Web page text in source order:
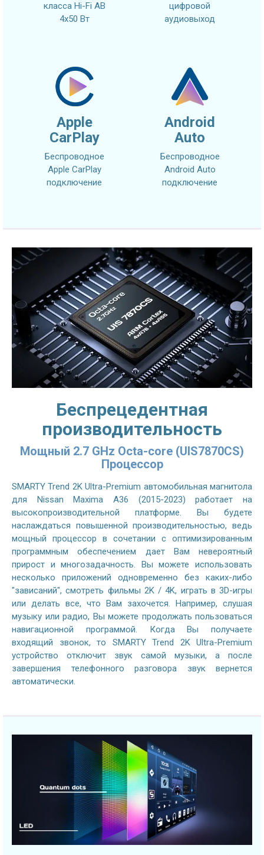
класса Hi-Fi AB
4x50 Вт
цифровой
аудиовыход
Apple
CarPlay
Беспроводное
Apple CarPlay
подключение
Android
Auto
Беспроводное
Android Auto
подключение
Беспрецедентная
производительность
Мощный 2.7 GHz Octa-core (UIS7870CS)
Процессор
SMARTY Trend 2K Ultra-Premium автомобильная магнитола
для Nissan Maxima A36 (2015-2023) работает на
высокопроизводительной платформе. Вы будете
наслаждаться повышенной производительностью, ведь
мощный процессор в сочетании с оптимизированным
программным обеспечением дает Вам невероятный
прирост и многозадачность. Вы можете использовать
несколько приложений одновременно без каких-либо
"зависаний", смотреть фильмы 2K / 4K, играть в 3D-игры
или делать все, что Вам захочется. Например, слушая
музыку или радио, Вы можете продолжать пользоваться
навигационной программой. Когда Вы получаете
входящий звонок, то SMARTY Trend 2K Ultra-Premium
устройство отключит звук самой музыки, а после
завершения телефонного разговора звук вернется
автоматически.